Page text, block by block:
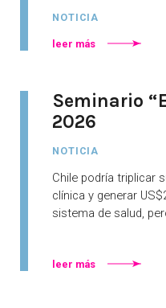
NOTICIA
leer más
Seminario
2026
NOTICIA
Chile podría triplicar
clínica y generar
sistema de salud,
leer más